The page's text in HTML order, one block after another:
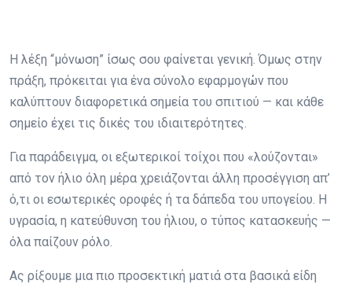
Η λέξη “μόνωση” ίσως σου φαίνεται γενική. Όμως στην
πράξη, πρόκειται για ένα σύνολο εφαρμογών που
καλύπτουν διαφορετικά σημεία του σπιτιού — και κάθε
σημείο έχει τις δικές του ιδιαιτερότητες.
Για παράδειγμα, οι εξωτερικοί τοίχοι που «λούζονται»
από τον ήλιο όλη μέρα χρειάζονται άλλη προσέγγιση απ’
ό,τι οι εσωτερικές οροφές ή τα δάπεδα του υπογείου. Η
υγρασία, η κατεύθυνση του ήλιου, ο τύπος κατασκευής —
όλα παίζουν ρόλο.
Ας ρίξουμε μια πιο προσεκτική ματιά στα βασικά είδη